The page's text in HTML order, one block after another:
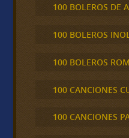
100 BOLEROS DE
100 BOLEROS
100 BOLEROS
100 CANCIONES
100 CANCIONES